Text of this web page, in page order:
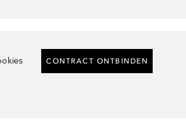
CONTRACT ONTBINDEN